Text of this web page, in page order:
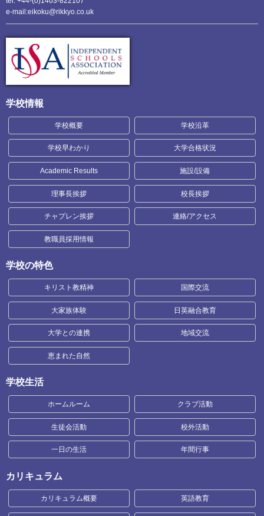
e-mail:eikoku@rikkyo.co.uk
学校情報
学校概要 学校沿革
学校早わかり 大学合格状況
Academic Results 施設/設備
理事長挨拶 校長挨拶
チャプレン挨拶 連絡/アクセス
教職員採用情報
学校の特色
キリスト教精神 国際交流
大家族体験 日英融合教育
大学との連携 地域交流
恵まれた自然
学校生活
ホームルーム クラブ活動
生徒会活動 校外活動
一日の生活 年間行事
カリキュラム
カリキュラム概要 英語教育